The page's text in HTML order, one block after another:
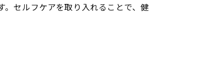
セルフケアを取り入れることで、健